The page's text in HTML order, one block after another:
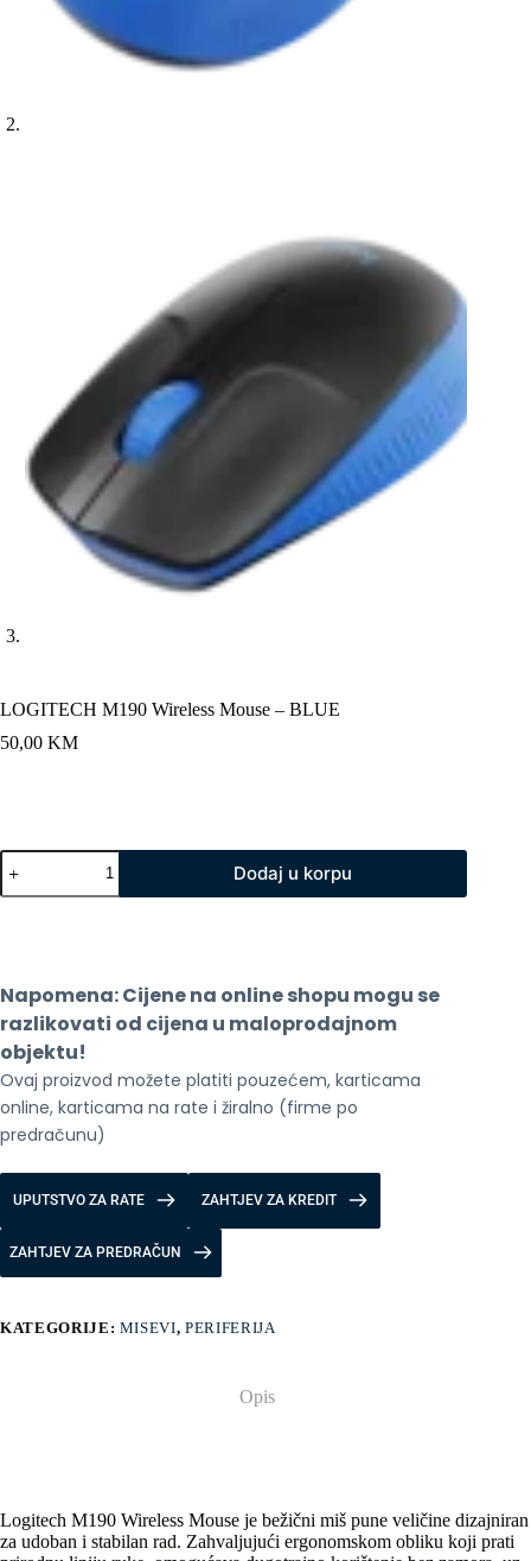
LOGITECH M190 Wireless Mouse – BLUE
50,00 KM
LOGITECH
M190
Wireless
Dodaj u korpu
Napomena: Cijene na online shopu mogu se
razlikovati od cijena u maloprodajnom
objektu!
Ovaj proizvod možete platiti pouzećem, karticama
online, karticama na rate i žiralno (firme po
predračunu)
UPUTSTVO ZA RATE ZAHTJEV ZA KREDIT
ZAHTJEV ZA PREDRAČUN
KATEGORIJE: MISEVI,PERIFERIJA
Opis
Logitech M190 Wireless Mouse je bežični miš pune veličine dizajniran
za udoban i stabilan rad. Zahvaljujući ergonomskom obliku koji prati